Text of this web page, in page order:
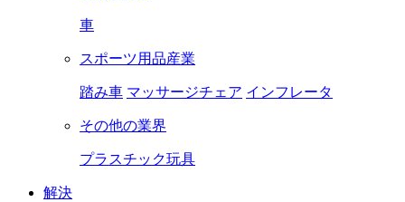
車
スポーツ用品産業
踏み車 マッサージチェア インフレータ
その他の業界
プラスチック玩具
解決